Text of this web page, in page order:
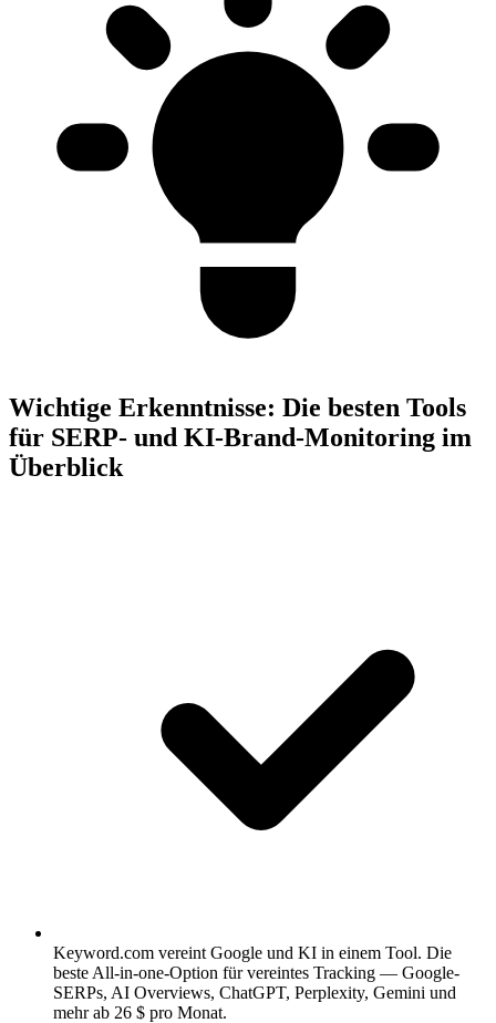
Wichtige Erkenntnisse: Die besten Tools
für SERP- und KI-Brand-Monitoring im
Überblick
Keyword.com vereint Google und KI in einem Tool. Die
beste All-in-one-Option für vereintes Tracking — Google-
SERPs, AI Overviews, ChatGPT, Perplexity, Gemini und
mehr ab 26 $ pro Monat.